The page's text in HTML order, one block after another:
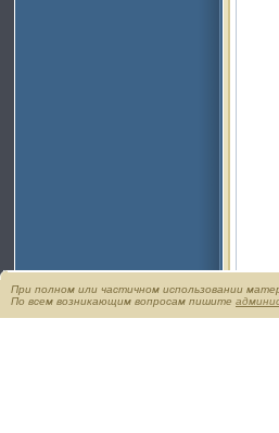
При полном или частичном использовании
По всем возникающим вопросам пишите